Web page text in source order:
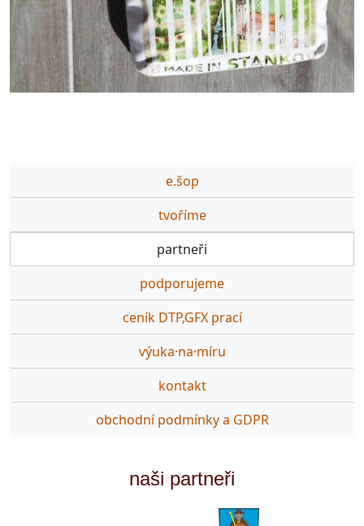
e.šop
tvoříme
partneři
podporujeme
ceník DTP,GFX prací
výuka·na·míru
kontakt
obchodní podmínky a GDPR
naši partneři